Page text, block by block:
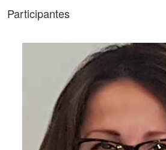
Participantes